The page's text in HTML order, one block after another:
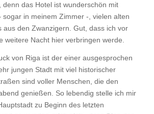
denn das Hotel ist wunderschön mit
sogar in meinem Zimmer -, vielen alten
aus den Zwanzigern. Gut, dass ich vor
weitere Nacht hier verbringen werde.
von Riga ist der einer ausgesprochen
jungen Stadt mit viel historischer
sind voller Menschen, die den
genießen. So lebendig stelle ich mir
zu Beginn des letzten